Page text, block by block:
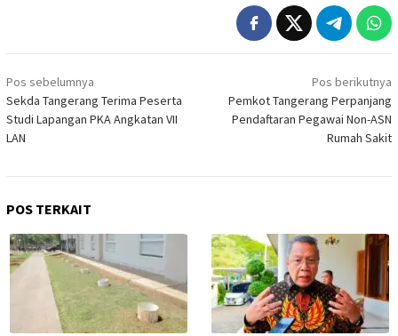
Navigasi
pos
Pos sebelumnya
Sekda Tangerang Terima Peserta
Studi Lapangan PKA Angkatan VII
LAN
Pos berikutnya
Pemkot Tangerang Perpanjang
Pendaftaran Pegawai Non-ASN
Rumah Sakit
POS TERKAIT